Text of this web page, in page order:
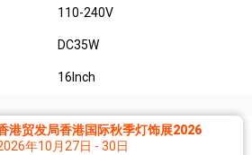
110-240V
DC35W
16Inch
港贸发局香港国际秋季灯饰展2026
年10月27日 - 30日